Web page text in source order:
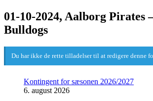
01-10-2024, Aalborg Pirates
Bulldogs
Du har ikke de rette tilladelser til at redigere denne
Kontingent for sæsonen 2026/2027
6. august 2026